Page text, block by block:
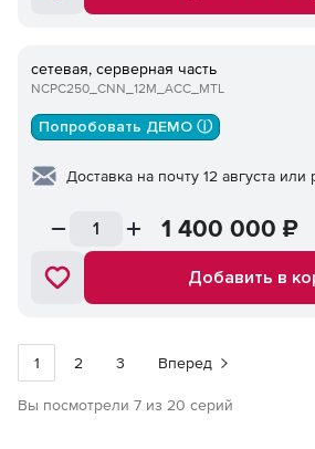
сетевая, серверная часть
NCPC250_CNN_12M_ACC_MTL
Попробовать ДЕМО ⓘ
Доставка на почту 12 августа или
1 400 000 ₽
Добавить в
1 2 3 Вперед
Вы посмотрели 7 из 20 серий